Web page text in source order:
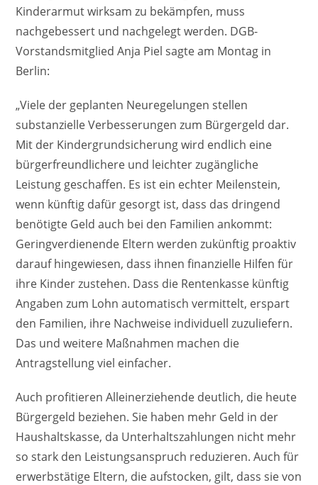
Kinderarmut wirksam zu bekämpfen, muss
nachgebessert und nachgelegt werden. DGB-
Vorstandsmitglied Anja Piel sagte am Montag in
Berlin:
„Viele der geplanten Neuregelungen stellen
substanzielle Verbesserungen zum Bürgergeld dar.
Mit der Kindergrundsicherung wird endlich eine
bürgerfreundlichere und leichter zugängliche
Leistung geschaffen. Es ist ein echter Meilenstein,
wenn künftig dafür gesorgt ist, dass das dringend
benötigte Geld auch bei den Familien ankommt:
Geringverdienende Eltern werden zukünftig proaktiv
darauf hingewiesen, dass ihnen finanzielle Hilfen für
ihre Kinder zustehen. Dass die Rentenkasse künftig
Angaben zum Lohn automatisch vermittelt, erspart
den Familien, ihre Nachweise individuell zuzuliefern.
Das und weitere Maßnahmen machen die
Antragstellung viel einfacher.
Auch profitieren Alleinerziehende deutlich, die heute
Bürgergeld beziehen. Sie haben mehr Geld in der
Haushaltskasse, da Unterhaltszahlungen nicht mehr
so stark den Leistungsanspruch reduzieren. Auch für
erwerbstätige Eltern, die aufstocken, gilt, dass sie von